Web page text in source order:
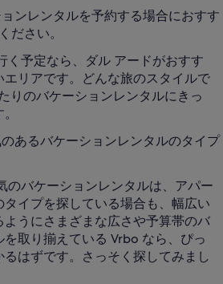
ンレンタルを予約する場合におすす
ださい。
く予定なら、ダル アードがおすす
リアです。どんな旅のスタイルで
りのバケーションレンタルにきっ
あるバケーションレンタルのタイプ
のバケーションレンタルは、アパー
タイプを探している場合も、幅広い
うにさまざまな広さや予算帯のバ
取り揃えている Vrbo なら、ぴっ
はずです。さっそく探してみまし